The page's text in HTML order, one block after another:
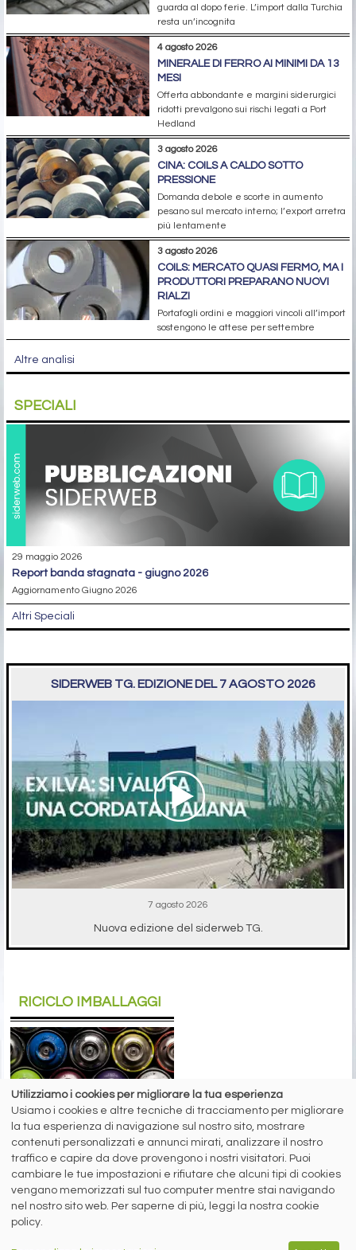
guarda al dopo ferie. L’import dalla Turchia
resta un’incognita
4 agosto 2026
MINERALE DI FERRO AI MINIMI DA 13
MESI
Offerta abbondante e margini siderurgici
ridotti prevalgono sui rischi legati a Port
Hedland
3 agosto 2026
CINA: COILS A CALDO SOTTO
PRESSIONE
Domanda debole e scorte in aumento
pesano sul mercato interno; l’export arretra
più lentamente
3 agosto 2026
COILS: MERCATO QUASI FERMO, MA I
PRODUTTORI PREPARANO NUOVI
RIALZI
Portafogli ordini e maggiori vincoli all’import
sostengono le attese per settembre
Altre analisi
SPECIALI
29 maggio 2026
report banda stagnata - giugno 2026
Aggiornamento Giugno 2026
Altri Speciali
SIDERWEB TG. EDIZIONE DEL 7 AGOSTO 2026
7 agosto 2026
Nuova edizione del siderweb TG.
RICICLO IMBALLAGGI
A cura di Redazione Siderweb
RICREA: “Spray Sereno”
parla alla Gen Z
Oltre 6 milioni di contatti raggiunti
sui social network per la campagna
sul riciclo degli aerosol
Utilizziamo i cookies per migliorare la tua esperienza
Usiamo i cookies e altre tecniche di tracciamento per migliorare
la tua esperienza di navigazione sul nostro sito, mostrare
contenuti personalizzati e annunci mirati, analizzare il nostro
traffico e capire da dove provengono i nostri visitatori. Puoi
cambiare le tue impostazioni e rifiutare che alcuni tipi di cookies
vengano memorizzati sul tuo computer mentre stai navigando
nel nostro sito web. Per saperne di più, leggi la nostra cookie
policy.